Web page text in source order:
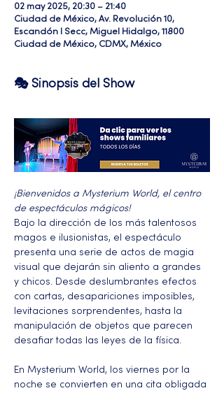
02 may 2025, 20:30 – 21:40
Ciudad de México, Av. Revolución 10,
Escandón I Secc, Miguel Hidalgo, 11800
Ciudad de México, CDMX, México
🎭 Sinopsis del Show
¡Bienvenidos a Mysterium World, el centro
de espectáculos mágicos!
Bajo la dirección de los más talentosos
magos e ilusionistas, el espectáculo
presenta una serie de actos de magia
visual que dejarán sin aliento a grandes
y chicos. Desde deslumbrantes efectos
con cartas, desapariciones imposibles,
levitaciones sorprendentes, hasta la
manipulación de objetos que parecen
desafiar todas las leyes de la física.
En Mysterium World, los viernes por la
noche se convierten en una cita obligada